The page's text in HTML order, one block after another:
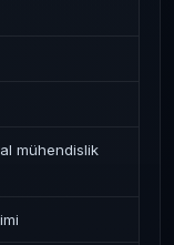
mühendislik